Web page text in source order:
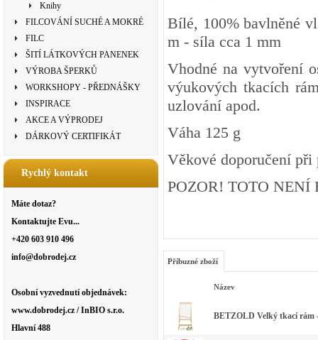
Knihy
FILCOVÁNÍ SUCHÉ A MOKRÉ
FILC
ŠITÍ LÁTKOVÝCH PANENEK
VÝROBA ŠPERKŮ
WORKSHOPY - PŘEDNÁŠKY
INSPIRACE
AKCE A VÝPRODEJ
DÁRKOVÝ CERTIFIKÁT
Rychlý kontakt
Máte dotaz?
Kontaktujte Evu...
+420 603 910 496
info@dobrodej.cz
Osobní vyzvednutí objednávek:
www.dobrodej.cz / InBIO s.r.o.
Hlavní 488
Bílé, 100% bavlněné
m - síla cca 1 mm
Vhodné na vytvoření
výukových tkacích
uzlování apod.
Váha 125 g
Věkové doporučení
POZOR! TOTO
Příbuzné zboží
Název
BETZOLD Velký tkací rám